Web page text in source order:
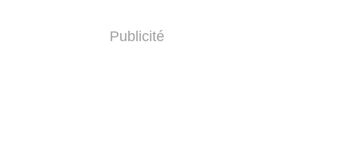
Publicité